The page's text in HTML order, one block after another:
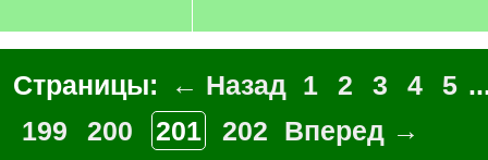
Страницы: ← Назад 1 2 3 4 5
199
200 201 202 Вперед →